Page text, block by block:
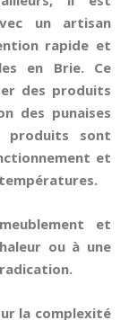
un artisan
rapide et
en Brie. Ce
des produits
des punaises
produits sont
et
et
ou à une
la complexité